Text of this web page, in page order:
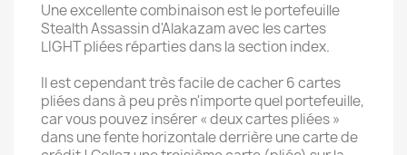
Une excellente combinaison est le portefeuille
Stealth Assassin d'Alakazam avec les cartes
LIGHT pliées réparties dans la section index.
Il est cependant très facile de cacher 6 cartes
pliées dans à peu près n'importe quel portefeuille,
car vous pouvez insérer « deux cartes pliées »
dans une fente horizontale derrière une carte de